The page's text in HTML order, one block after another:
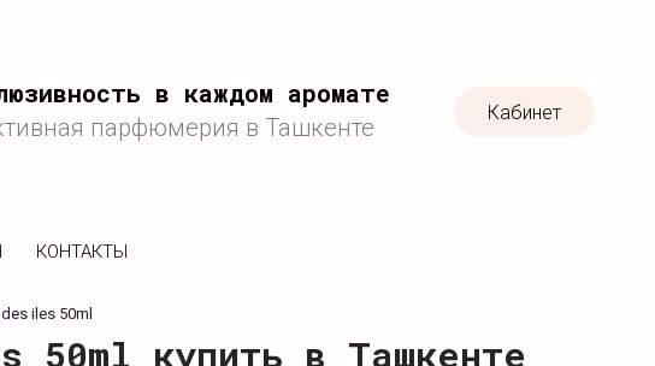
в каждом аромате
парфюмерия в Ташкенте
Кабинет
КОНТАКТЫ
iles 50ml
купить в Ташкенте